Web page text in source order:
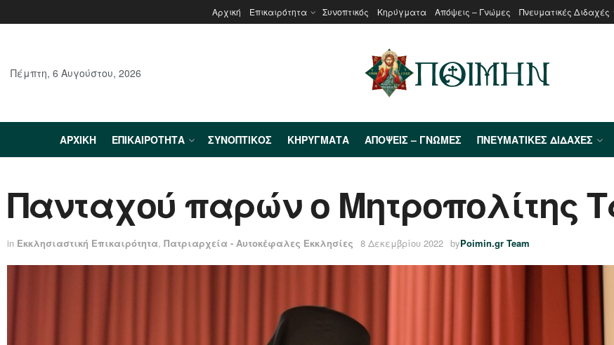
Αρχική Επικαιρότητα Συνοπτικός Κηρύγματα Απόψεις – Γνώμες Πνευματικές Διδαχές
Πέμπτη, 6 Αυγούστου, 2026
ΑΡΧΙΚΉ ΕΠΙΚΑΙΡΌΤΗΤΑ ΣΥΝΟΠΤΙΚΌΣ ΚΗΡΎΓΜΑΤΑ ΑΠΌΨΕΙΣ – ΓΝΏΜΕΣ ΠΝΕΥΜΑΤΙΚΈΣ ΔΙΔΑΧΈΣ
Πανταχού παρών ο Μητροπολίτης
in Εκκλησιαστική Επικαιρότητα, Πατριαρχεία - Αυτοκέφαλες Εκκλησίες 8 Δεκεμβρίου 2022 byPoimin.gr Team